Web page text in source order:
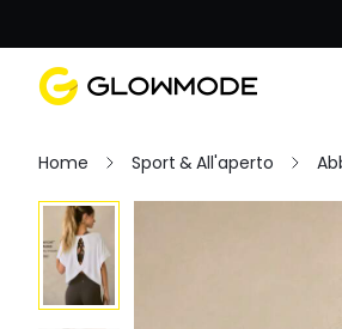
Home Sport & All'aperto